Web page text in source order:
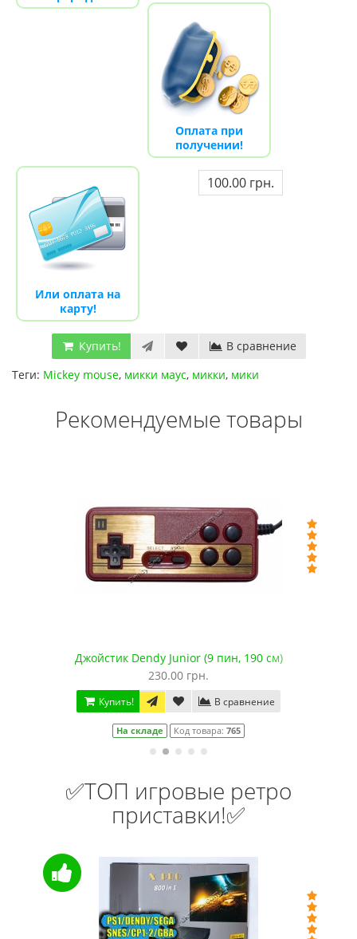
Оплата при
получении!
Или оплата на
карту!
100.00 грн.
Купить!
В сравнение
Теги: Mickey mouse, микки маус, микки, мики
Рекомендуемые товары
Джойстик Dendy Junior (9 пин, 190 см)
230.00 грн.
Купить! В сравнение
На складе Код товара: 765
✅ТОП игровые ретро
приставки!✅